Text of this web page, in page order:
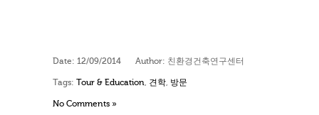
Date: 12/09/2014 Author: 친환경건축연구센터
Tags: Tour & Education, 견학, 방문
No Comments »